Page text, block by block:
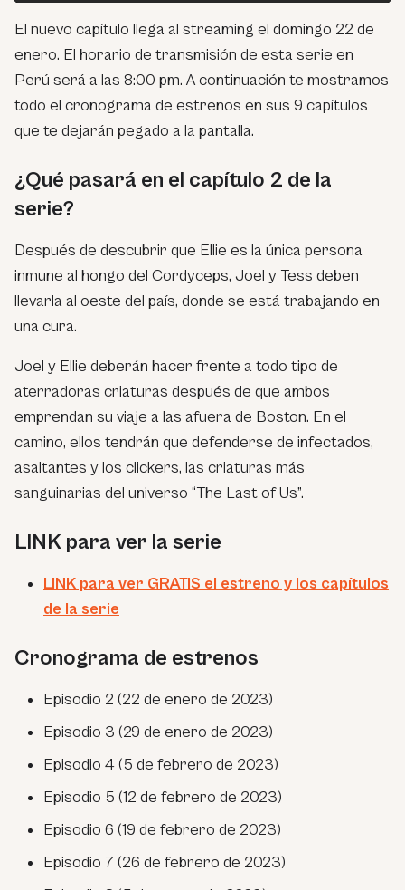
El nuevo capítulo llega al streaming el domingo 22 de
enero. El horario de transmisión de esta serie en
Perú será a las 8:00 pm. A continuación te mostramos
todo el cronograma de estrenos en sus 9 capítulos
que te dejarán pegado a la pantalla.
¿Qué pasará en el capítulo 2 de la
serie?
Después de descubrir que Ellie es la única persona
inmune al hongo del Cordyceps, Joel y Tess deben
llevarla al oeste del país, donde se está trabajando en
una cura.
Joel y Ellie deberán hacer frente a todo tipo de
aterradoras criaturas después de que ambos
emprendan su viaje a las afuera de Boston. En el
camino, ellos tendrán que defenderse de infectados,
asaltantes y los clickers, las criaturas más
sanguinarias del universo “The Last of Us”.
LINK para ver la serie
LINK para ver GRATIS el estreno y los capítulos
de la serie
Cronograma de estrenos
Episodio 2 (22 de enero de 2023)
Episodio 3 (29 de enero de 2023)
Episodio 4 (5 de febrero de 2023)
Episodio 5 (12 de febrero de 2023)
Episodio 6 (19 de febrero de 2023)
Episodio 7 (26 de febrero de 2023)